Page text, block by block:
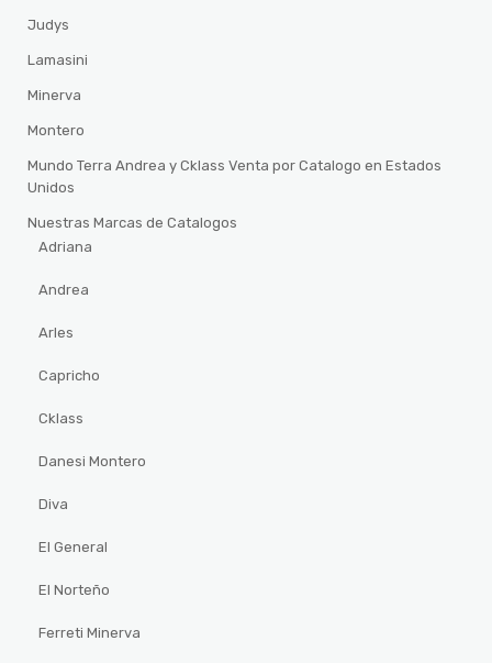
Judys
Lamasini
Minerva
Montero
Mundo Terra Andrea y Cklass Venta por Catalogo en Estados
Unidos
Nuestras Marcas de Catalogos
Adriana
Andrea
Arles
Capricho
Cklass
Danesi Montero
Diva
El General
El Norteño
Ferreti Minerva